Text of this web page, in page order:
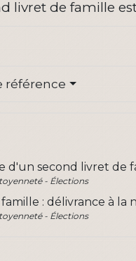
livret de famille
référence
d'un second livret de
- Élections
: délivrance à la
- Élections